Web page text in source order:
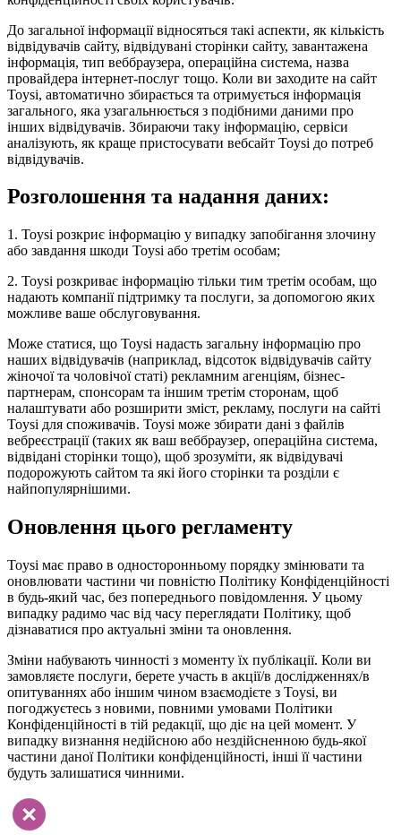
До загальної інформації відносяться такі аспекти, як кількість
відвідувачів сайту, відвідувані сторінки сайту, завантажена
інформація, тип веббраузера, операційна система, назва
провайдера інтернет-послуг тощо. Коли ви заходите на сайт
Toysi, автоматично збирається та отримується інформація
загального, яка узагальнюється з подібними даними про
інших відвідувачів. Збираючи таку інформацію, сервіси
аналізують, як краще пристосувати вебсайт Toysi до потреб
відвідувачів.
Розголошення та надання даних:
1. Toysi розкриє інформацію у випадку запобігання злочину
або завдання шкоди Toysi або третім особам;
2. Toysi розкриває інформацію тільки тим третім особам, що
надають компанії підтримку та послуги, за допомогою яких
можливе ваше обслуговування.
Може статися, що Toysi надасть загальну інформацію про
наших відвідувачів (наприклад, відсоток відвідувачів сайту
жіночої та чоловічої статі) рекламним агенціям, бізнес-
партнерам, спонсорам та іншим третім сторонам, щоб
налаштувати або розширити зміст, рекламу, послуги на сайті
Toysi для споживачів. Toysi може збирати дані з файлів
вебреєстрації (таких як ваш веббраузер, операційна система,
відвідані сторінки тощо), щоб зрозуміти, як відвідувачі
подорожують сайтом та які його сторінки та розділи є
найпопулярнішими.
Оновлення цього регламенту
Toysi має право в односторонньому порядку змінювати та
оновлювати частини чи повністю Політику Конфіденційності
в будь-який час, без попереднього повідомлення. У цьому
випадку радимо час від часу переглядати Політику, щоб
дізнаватися про актуальні зміни та оновлення.
Зміни набувають чинності з моменту їх публікації. Коли ви
замовляєте послуги, берете участь в акції/в дослідженнях/в
опитуваннях або іншим чином взаємодієте з Toysi, ви
погоджуєтесь з новими, повними умовами Політики
Конфіденційності в тій редакції, що діє на цей момент. У
випадку визнання недійсною або нездійсненною будь-якої
частини даної Політики конфіденційності, інші її частини
будуть залишатися чинними.